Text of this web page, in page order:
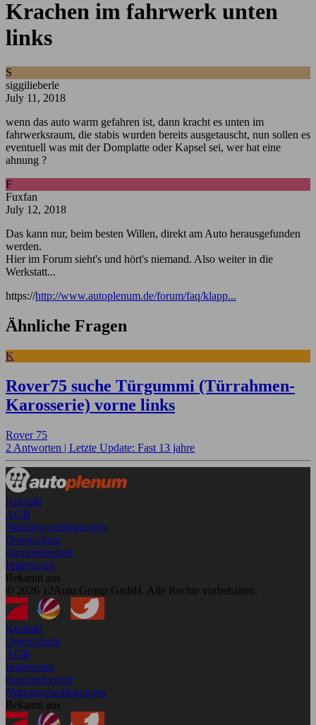
Krachen im fahrwerk unten
links
S
siggilieberle
July 11, 2018
wenn das auto warm gefahren ist, dann kracht es unten im
fahrwerksraum, die stabis wurden bereits ausgetauscht, nun sollen es
eventuell was mit der Domplatte oder Kapsel sei, wer hat eine
ahnung ?
F
Fuxfan
July 12, 2018
Das kann nur, beim besten Willen, direkt am Auto herausgefunden
werden.
Hier im Forum sieht's und hört's niemand. Also weiter in die
Werkstatt...
https://http://www.autoplenum.de/forum/faq/klapp...
Ähnliche Fragen
K
Rover75 suche Türgummi (Türrahmen-
Karosserie) vorne links
Rover 75
2 Antworten | Letzte Update: Fast 13 jahre
Kontakt
AGB
Nutzungsbedingungen
Datenschutz
Barrierefreiheit
Impressum
Bekannt aus
© 2026 12Auto Group GmbH. Alle Rechte vorbehalten.
Kontakt
Datenschutz
AGB
Impressum
Barrierefreiheit
Nutzungsbedingungen
Bekannt aus